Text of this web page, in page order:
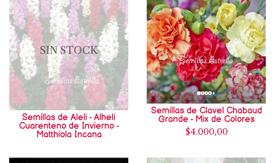
SIN STOCK
Semillas de Aleli - Alheli
Cuarenteno de Invierno -
Matthiola Incana
Semillas de Clavel Chabaud
Grande - Mix de Colores
$4.000,00